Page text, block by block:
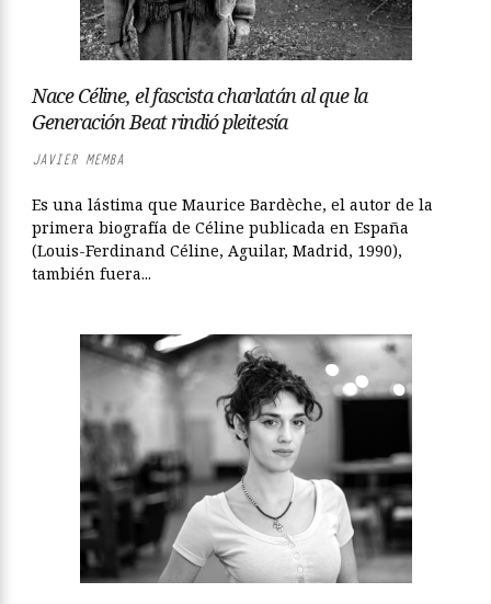
Nace Céline, el fascista charlatán al que la
Generación Beat rindió pleitesía
JAVIER MEMBA
Es una lástima que Maurice Bardèche, el autor de la
primera biografía de Céline publicada en España
(Louis-Ferdinand Céline, Aguilar, Madrid, 1990),
también fuera...